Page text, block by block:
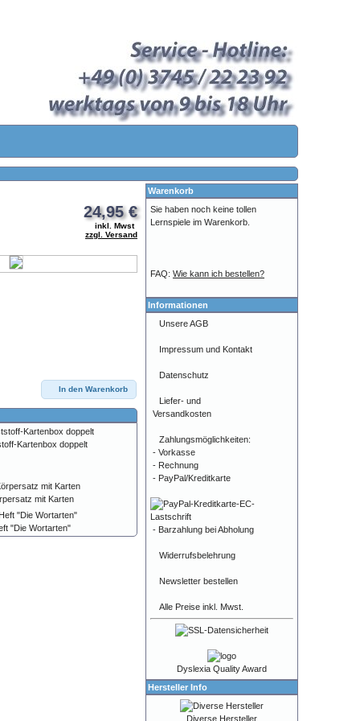
24,95 €
inkl. Mwst
zzgl. Versand
In den Warenkorb
Kartenbox doppelt
mit Karten
"Die Wortarten"
Warenkorb
Sie haben noch keine tollen
Lernspiele im Warenkorb.
FAQ: Wie kann ich bestellen?
Informationen
Unsere AGB
Impressum und Kontakt
Datenschutz
Liefer- und
Versandkosten
Zahlungsmöglichkeiten:
- Vorkasse
- Rechnung
- PayPal/Kreditkarte
- Barzahlung bei Abholung
Widerrufsbelehrung
Newsletter bestellen
Alle Preise inkl. Mwst.
Dyslexia Quality Award
Hersteller Info
Diverse Hersteller